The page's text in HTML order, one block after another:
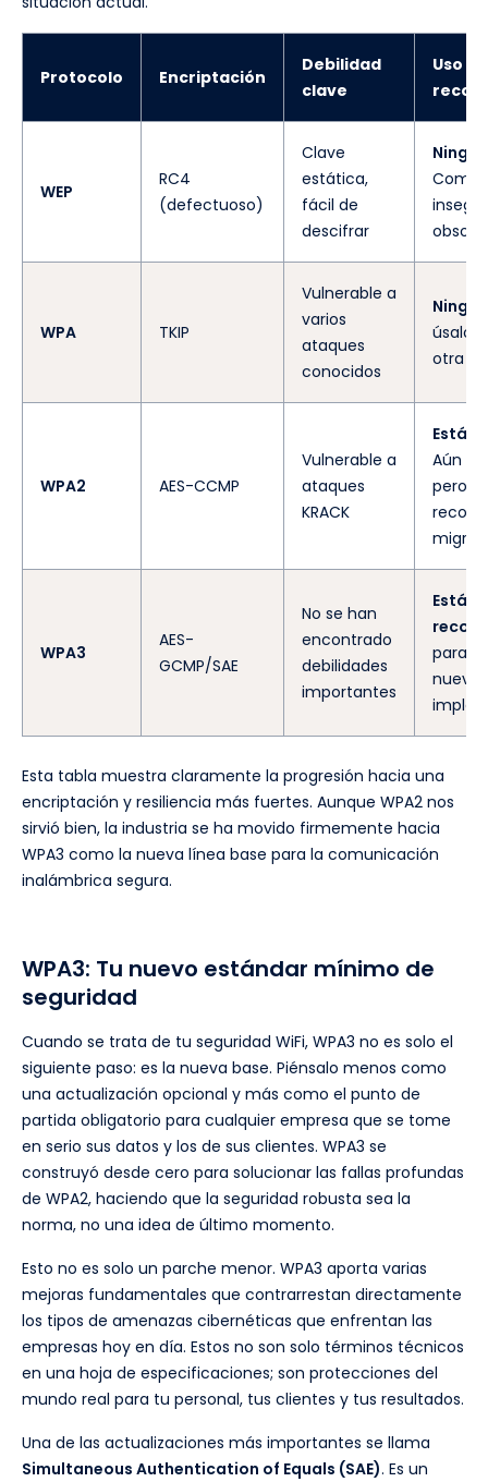
Protocolo Encriptación
Debilidad
clave
Uso
WEP
RC4
(defectuoso)
Clave
estática,
fácil de
descifrar
WPA TKIP
Vulnerable a
varios
ataques
conocidos
úsalo
otra
WPA2 AES-CCMP
Vulnerable a
ataques
KRACK
Aún
pero se
WPA3
AES-
GCMP/SAE
No se han
encontrado
debilidades
importantes
para
nuevas
Esta tabla muestra claramente la progresión hacia una
encriptación y resiliencia más fuertes. Aunque WPA2 nos
sirvió bien, la industria se ha movido firmemente hacia
WPA3 como la nueva línea base para la comunicación
inalámbrica segura.
WPA3: Tu nuevo estándar mínimo de
seguridad
Cuando se trata de tu seguridad WiFi, WPA3 no es solo el
siguiente paso: es la nueva base. Piénsalo menos como
una actualización opcional y más como el punto de
partida obligatorio para cualquier empresa que se tome
en serio sus datos y los de sus clientes. WPA3 se
construyó desde cero para solucionar las fallas profundas
de WPA2, haciendo que la seguridad robusta sea la
norma, no una idea de último momento.
Esto no es solo un parche menor. WPA3 aporta varias
mejoras fundamentales que contrarrestan directamente
los tipos de amenazas cibernéticas que enfrentan las
empresas hoy en día. Estos no son solo términos técnicos
en una hoja de especificaciones; son protecciones del
mundo real para tu personal, tus clientes y tus resultados.
Una de las actualizaciones más importantes se llama
Simultaneous Authentication of Equals (SAE). Es un